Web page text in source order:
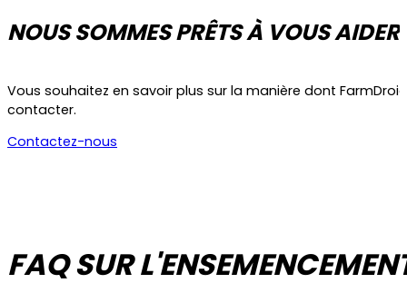
NOUS SOMMES PRÊTS À VOUS AIDER
Vous souhaitez en savoir plus sur la manière dont
contacter.
Contactez-nous
FAQ SUR